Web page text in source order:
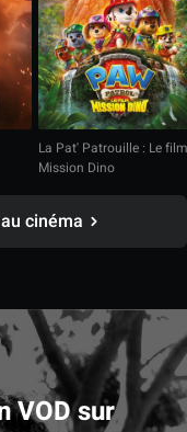
La Pat' Patrouille : Le film
Mission Dino
cinéma
VOD sur